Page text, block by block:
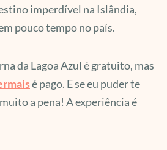
imperdível na Islândia,
pouco tempo no país.
da Lagoa Azul é gratuito, mas
é pago. E se eu puder te
a pena! A experiência é